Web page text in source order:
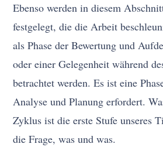
Ebenso werden in diesem
festgelegt, die die Arbeit
als Phase der Bewertung und
oder einer Gelegenheit während
betrachtet werden. Es ist eine
Analyse und Planung erfordert.
Zyklus ist die erste Stufe unseres
die Frage, was und was.